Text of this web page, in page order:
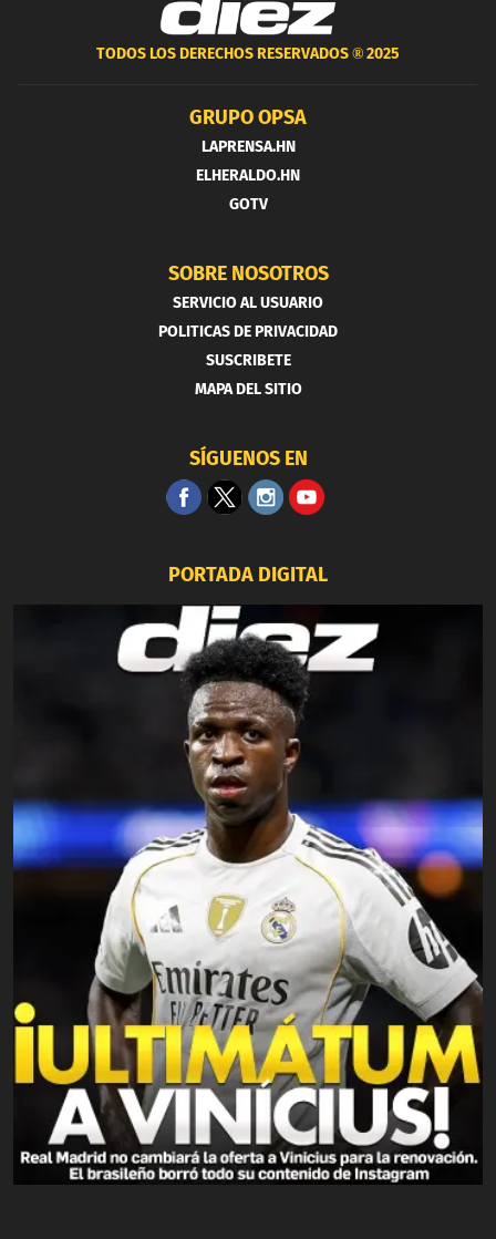
TODOS LOS DERECHOS RESERVADOS ®2025
GRUPO OPSA
LAPRENSA.HN
ELHERALDO.HN
GOTV
SOBRE NOSOTROS
SERVICIO AL USUARIO
POLITICAS DE PRIVACIDAD
SUSCRIBETE
MAPA DEL SITIO
SÍGUENOS EN
PORTADA DIGITAL